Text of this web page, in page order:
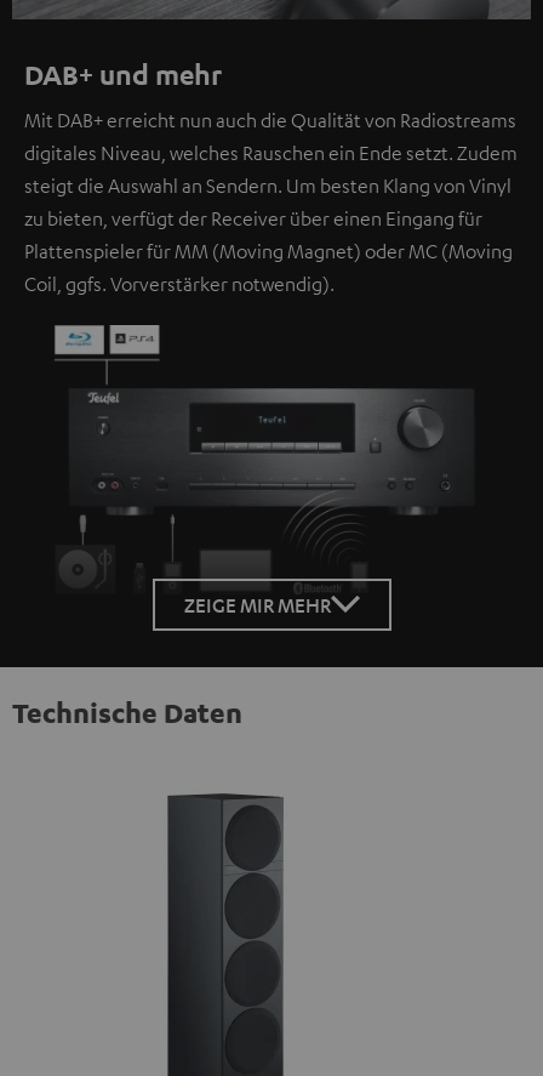
DAB+ und mehr
Mit DAB+ erreicht nun auch die Qualität von Radiostreams
digitales Niveau, welches Rauschen ein Ende setzt. Zudem
steigt die Auswahl an Sendern. Um besten Klang von Vinyl
zu bieten, verfügt der Receiver über einen Eingang für
Plattenspieler für MM (Moving Magnet) oder MC (Moving
Coil, ggfs. Vorverstärker notwendig).
ZEIGE MIR MEHR
Technische Daten